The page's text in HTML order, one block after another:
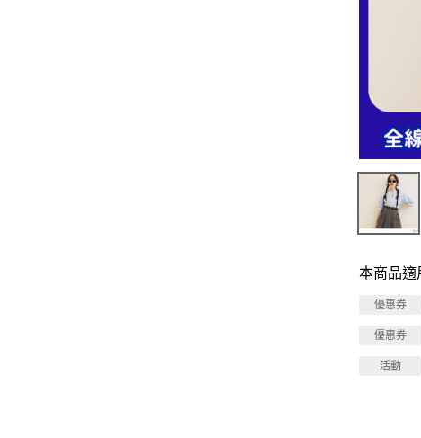
本商品適
優惠券
優惠券
活動